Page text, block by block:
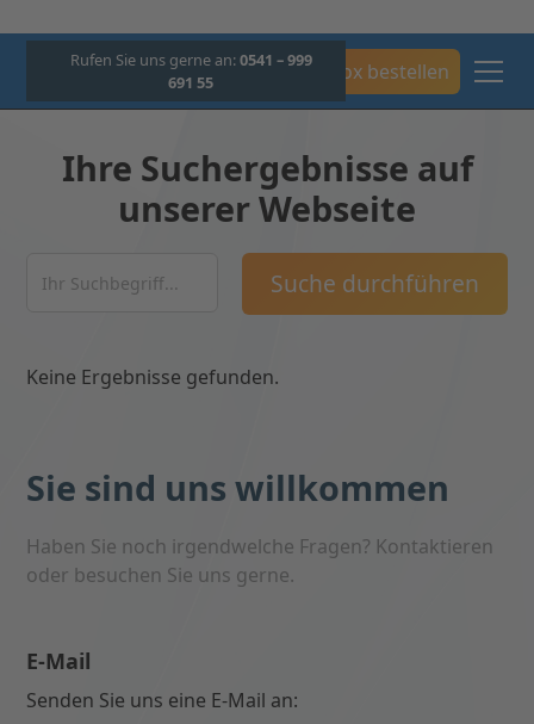
Rufen Sie uns gerne an:0541 – 999
691 55
Box bestellen
Ihre Suchergebnisse auf
unserer Webseite
Keine Ergebnisse gefunden.
Sie sind uns willkommen
Haben Sie noch irgendwelche Fragen? Kontaktieren
oder besuchen Sie uns gerne.
E-Mail
Senden Sie uns eine E-Mail an: